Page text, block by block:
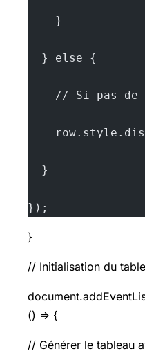
    }
  } else {
// Si pas de
  }
});
}
// Initialisation du
() => {
// Générer le tableau